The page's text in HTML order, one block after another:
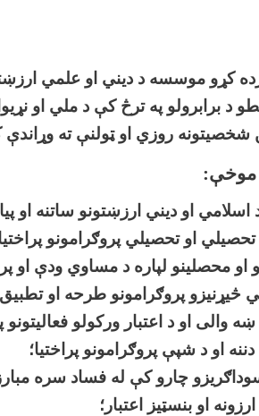
کړو موسسه د دیني او علمي
د برابرولو په ترڅ کې د ملي او
شخصیتونه روزي او ټولنې ته
موخې:
اسلامي او ديني ارزښتونو ساتنه او
او تحصیلي پروګرامونو
او محصلینو لپاره د مساوي ودې او
څیړنیزو پروګرامونو طرحه او
والی او د اعتبار ورکولو فعالیتونو
او د شپې پروګرامونو پراختیا؛
چارو کې له فساد سره
او بنسټیز اعتبار؛